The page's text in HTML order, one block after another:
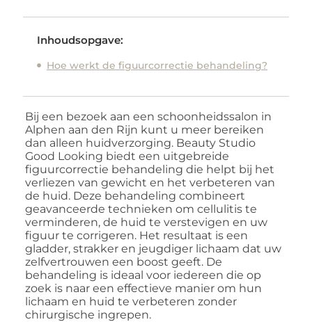
Inhoudsopgave:
Hoe werkt de figuurcorrectie behandeling?
Bij een bezoek aan een schoonheidssalon in
Alphen aan den Rijn kunt u meer bereiken
dan alleen huidverzorging. Beauty Studio
Good Looking biedt een uitgebreide
figuurcorrectie behandeling die helpt bij het
verliezen van gewicht en het verbeteren van
de huid. Deze behandeling combineert
geavanceerde technieken om cellulitis te
verminderen, de huid te verstevigen en uw
figuur te corrigeren. Het resultaat is een
gladder, strakker en jeugdiger lichaam dat uw
zelfvertrouwen een boost geeft. De
behandeling is ideaal voor iedereen die op
zoek is naar een effectieve manier om hun
lichaam en huid te verbeteren zonder
chirurgische ingrepen.